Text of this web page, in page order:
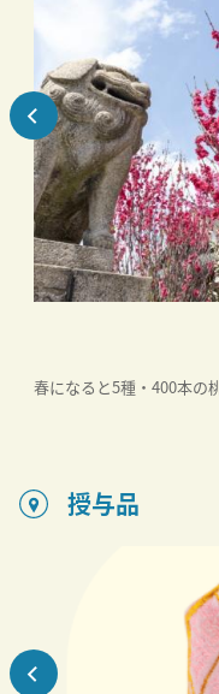
春になると5種・400本の
授与品